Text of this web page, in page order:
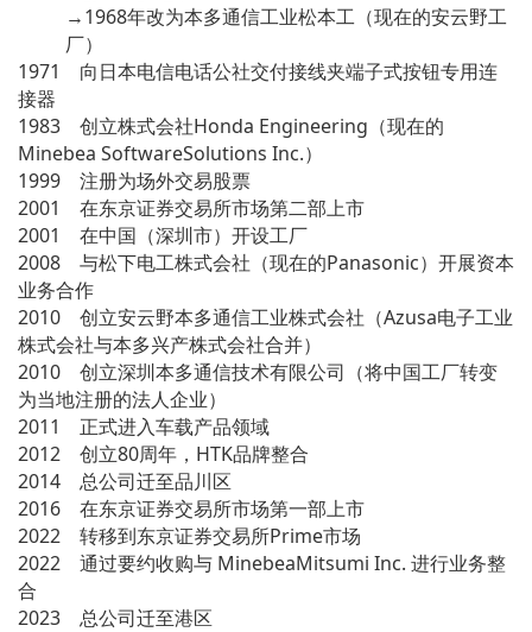
→1968年改为本多通信工业松本工（现在的安云野工
厂）
1971 向日本电信电话公社交付接线夹端子式按钮专用连
接器
1983 创立株式会社Honda Engineering（现在的
Minebea SoftwareSolutions Inc.）
1999 注册为场外交易股票
2001 在东京证券交易所市场第二部上市
2001 在中国（深圳市）开设工厂
2008 与松下电工株式会社（现在的Panasonic）开展资本
业务合作
2010 创立安云野本多通信工业株式会社（Azusa电子工业
株式会社与本多兴产株式会社合并）
2010 创立深圳本多通信技术有限公司（将中国工厂转变
为当地注册的法人企业）
2011 正式进入车载产品领域
2012 创立80周年，HTK品牌整合
2014 总公司迁至品川区
2016 在东京证券交易所市场第一部上市
2022 转移到东京证券交易所Prime市场
2022 通过要约收购与 MinebeaMitsumi Inc. 进行业务整
合
2023 总公司迁至港区